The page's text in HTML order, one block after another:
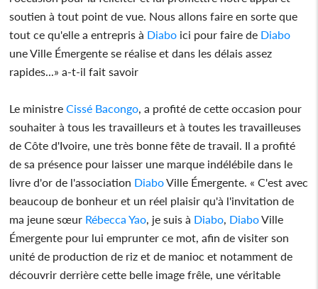
soutien à tout point de vue. Nous allons faire en sorte que
tout ce qu'elle a entrepris à Diabo ici pour faire de Diabo
une Ville Émergente se réalise et dans les délais assez
rapides...» a-t-il fait savoir
Le ministre Cissé Bacongo, a profité de cette occasion pour
souhaiter à tous les travailleurs et à toutes les travailleuses
de Côte d'Ivoire, une très bonne fête de travail. Il a profité
de sa présence pour laisser une marque indélébile dans le
livre d'or de l'association DiaboVille Émergente. « C'est avec
beaucoup de bonheur et un réel plaisir qu'à l'invitation de
ma jeune sœur Rébecca Yao, je suis à Diabo, DiaboVille
Émergente pour lui emprunter ce mot, afin de visiter son
unité de production de riz et de manioc et notamment de
découvrir derrière cette belle image frêle, une véritable